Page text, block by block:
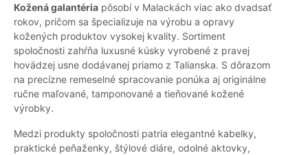
Kožená galantéria pôsobí v Malackách viac ako dvadsať
rokov, pričom sa špecializuje na výrobu a opravy
kožených produktov vysokej kvality. Sortiment
spoločnosti zahŕňa luxusné kúsky vyrobené z pravej
hovädzej usne dodávanej priamo z Talianska. S dôrazom
na precízne remeselné spracovanie ponúka aj originálne
ručne maľované, tamponované a tieňované kožené
výrobky.
Medzi produkty spoločnosti patria elegantné kabelky,
praktické peňaženky, štýlové diáre, odolné aktovky,